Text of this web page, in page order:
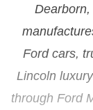
Ford cars,
Lincoln
through Ford